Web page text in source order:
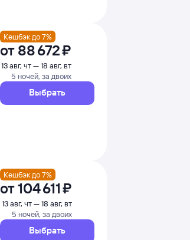
Кешбэк до 7%
от 88 ⁠672 ⁠₽
13 авг, чт — 18 авг, вт
5 ночей, за двоих
Выбрать
Кешбэк до 7%
от104 ⁠611 ⁠₽
13 авг, чт — 18 авг, вт
5 ночей, за двоих
Выбрать